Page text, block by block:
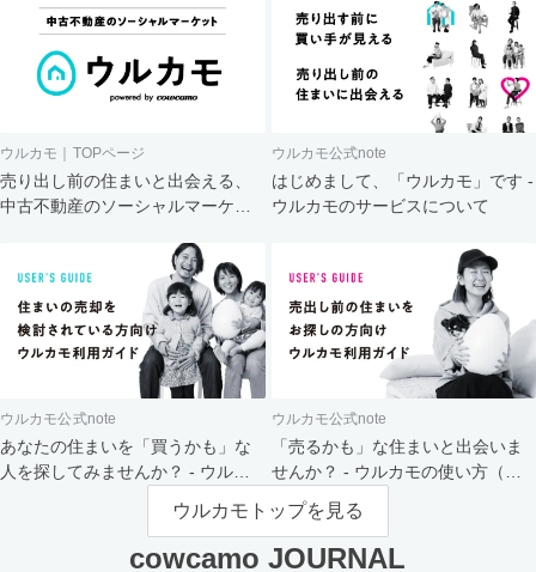
ウルカモ｜TOPページ
売り出し前の住まいと出会える、
中古不動産のソーシャルマーケッ
ウルカモ公式note
はじめまして、「ウルカモ」です -
ウルカモのサービスについて
ウルカモ公式note
あなたの住まいを「買うかも」な
人を探してみませんか？ - ウルカ
ウルカモ公式note
「売るかも」な住まいと出会いま
せんか？ - ウルカモの使い方（買
主さま向け）
ウルカモトップを見る
cowcamo JOURNAL